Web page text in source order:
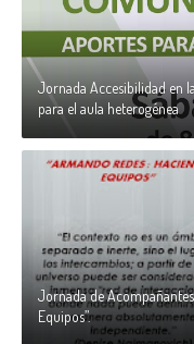
Jornada Accesibilidad en
para el aula heterogénea
Jornada de
Equipos”.